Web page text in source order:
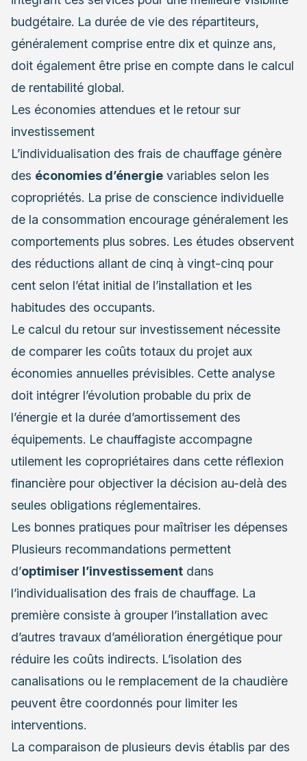
budgétaire. La durée de vie des répartiteurs,
généralement comprise entre dix et quinze ans,
doit également être prise en compte dans le calcul
de rentabilité global.
Les économies attendues et le retour sur
investissement
L’individualisation des frais de chauffage génère
des économies d’énergie variables selon les
copropriétés. La prise de conscience individuelle
de la consommation encourage généralement les
comportements plus sobres. Les études observent
des réductions allant de cinq à vingt-cinq pour
cent selon l’état initial de l’installation et les
habitudes des occupants.
Le calcul du retour sur investissement nécessite
de comparer les coûts totaux du projet aux
économies annuelles prévisibles. Cette analyse
doit intégrer l’évolution probable du prix de
l’énergie et la durée d’amortissement des
équipements. Le chauffagiste accompagne
utilement les copropriétaires dans cette réflexion
financière pour objectiver la décision au-delà des
seules obligations réglementaires.
Les bonnes pratiques pour maîtriser les dépenses
Plusieurs recommandations permettent
d’optimiser l’investissement dans
l’individualisation des frais de chauffage. La
première consiste à grouper l’installation avec
d’autres travaux d’amélioration énergétique pour
réduire les coûts indirects. L’isolation des
canalisations ou le remplacement de la chaudière
peuvent être coordonnés pour limiter les
interventions.
La comparaison de plusieurs devis établis par des